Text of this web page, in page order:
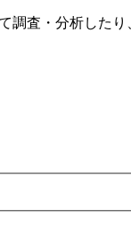
調査・分析した